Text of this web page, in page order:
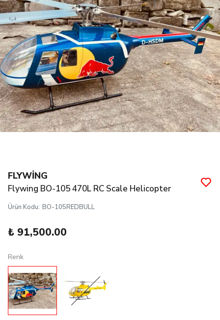
FLYWİNG
Flywing BO-105 470L RC Scale Helicopter
Ürün Kodu: BO-105REDBULL
₺ 91,500.00
Renk